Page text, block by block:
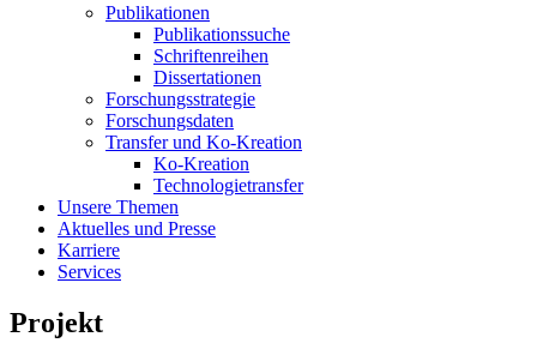
Publikationen
Publikationssuche
Schriftenreihen
Dissertationen
Forschungsstrategie
Forschungsdaten
Transfer und Ko-Kreation
Ko-Kreation
Technologietransfer
Unsere Themen
Aktuelles und Presse
Karriere
Services
Projekt